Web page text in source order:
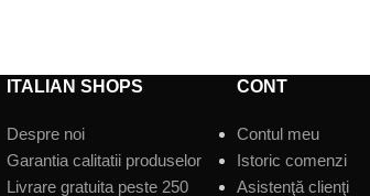
ITALIAN SHOPS
Despre noi
Garantia calitatii produselor
Livrare gratuita peste 250
CONT
Contul meu
Istoric comenzi
Asistenţă clienţi